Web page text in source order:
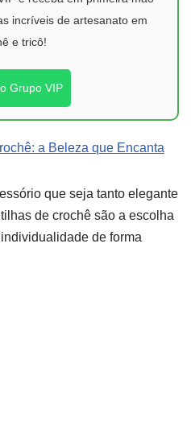
incríveis de artesanato em
e tricô!
Grupo VIP
a Beleza que Encanta
que seja tanto elegante
de crochê são a escolha
de forma